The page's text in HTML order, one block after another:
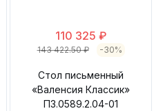
110 325 ₽
143 422.50 ₽ -30%
Стол письменный
«Валенсия Классик»
П3.0589.2.04-01